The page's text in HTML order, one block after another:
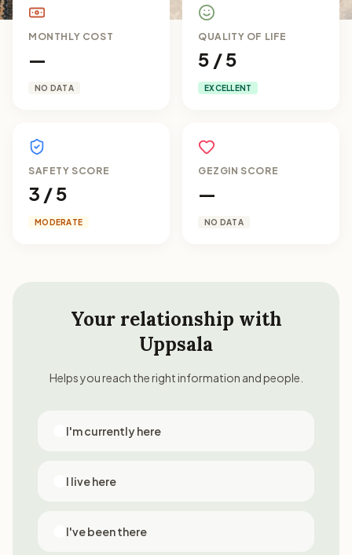
MONTHLY COST
—
NO DATA
QUALITY OF LIFE
5 / 5
EXCELLENT
SAFETY SCORE
3 / 5
MODERATE
GEZGIN SCORE
—
NO DATA
Your relationship with
Uppsala
Helps you reach the right information and people.
I'm currently here
I live here
I've been there